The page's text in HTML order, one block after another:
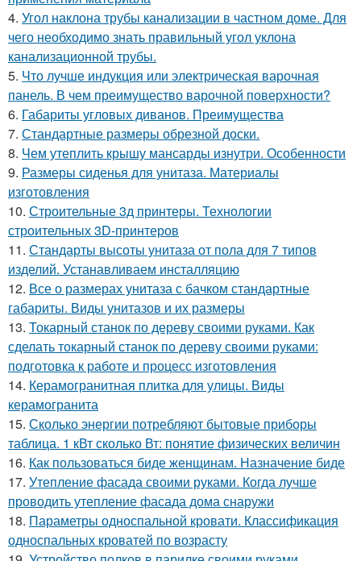
4. Угол наклона трубы канализации в частном доме. Для
чего необходимо знать правильный угол уклона
канализационной трубы.
5. Что лучше индукция или электрическая варочная
панель. В чем преимущество варочной поверхности?
6. Габариты угловых диванов. Преимущества
7. Стандартные размеры обрезной доски.
8. Чем утеплить крышу мансарды изнутри. Особенности
9. Размеры сиденья для унитаза. Материалы
изготовления
10. Строительные 3д принтеры. Технологии
строительных 3D-принтеров
11. Стандарты высоты унитаза от пола для 7 типов
изделий. Устанавливаем инсталляцию
12. Все о размерах унитаза с бачком стандартные
габариты. Виды унитазов и их размеры
13. Токарный станок по дереву своими руками. Как
сделать токарный станок по дереву своими руками:
подготовка к работе и процесс изготовления
14. Керамогранитная плитка для улицы. Виды
керамогранита
15. Сколько энергии потребляют бытовые приборы
таблица. 1 кВт сколько Вт: понятие физических величин
16. Как пользоваться биде женщинам. Назначение биде
17. Утепление фасада своими руками. Когда лучше
проводить утепление фасада дома снаружи
18. Параметры односпальной кровати. Классификация
односпальных кроватей по возрасту